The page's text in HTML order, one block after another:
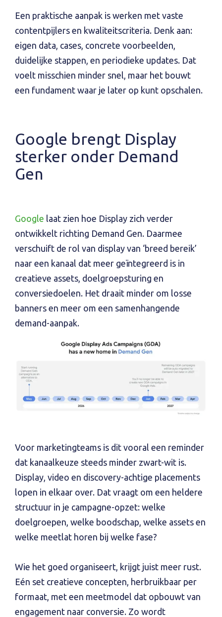
Een praktische aanpak is werken met vaste
contentpijlers en kwaliteitscriteria. Denk aan:
eigen data, cases, concrete voorbeelden,
duidelijke stappen, en periodieke updates. Dat
voelt misschien minder snel, maar het bouwt
een fundament waar je later op kunt opschalen.
Google brengt Display
sterker onder Demand
Gen
Google laat zien hoe Display zich verder
ontwikkelt richting Demand Gen. Daarmee
verschuift de rol van display van ‘breed bereik’
naar een kanaal dat meer geïntegreerd is in
creatieve assets, doelgroepsturing en
conversiedoelen. Het draait minder om losse
banners en meer om een samenhangende
demand-aanpak.
Voor marketingteams is dit vooral een reminder
dat kanaalkeuze steeds minder zwart-wit is.
Display, video en discovery-achtige placements
lopen in elkaar over. Dat vraagt om een heldere
structuur in je campagne-opzet: welke
doelgroepen, welke boodschap, welke assets en
welke meetlat horen bij welke fase?
Wie het goed organiseert, krijgt juist meer rust.
Eén set creatieve concepten, herbruikbaar per
formaat, met een meetmodel dat opbouwt van
engagement naar conversie. Zo wordt